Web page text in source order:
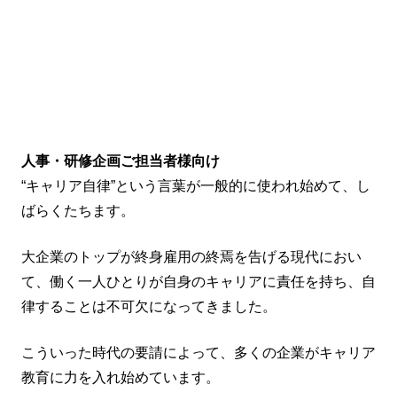
人事・研修企画ご担当者様向け
“キャリア自律”という言葉が一般的に使われ始めて、し
ばらくたちます。
大企業のトップが終身雇用の終焉を告げる現代におい
て、働く一人ひとりが自身のキャリアに責任を持ち、自
律することは不可欠になってきました。
こういった時代の要請によって、多くの企業がキャリア
教育に力を入れ始めています。